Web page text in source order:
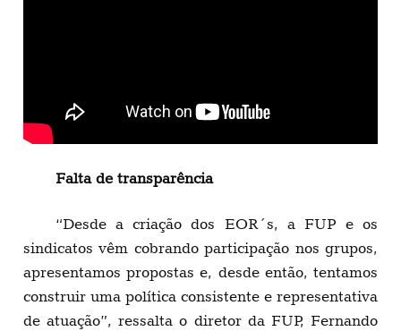
Falta de transparência
“Desde a criação dos EOR´s, a FUP e os
sindicatos vêm cobrando participação nos grupos,
apresentamos propostas e, desde então, tentamos
construir uma política consistente e representativa
de atuação”, ressalta o diretor da FUP, Fernando